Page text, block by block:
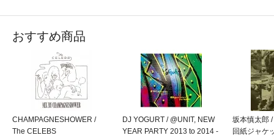
おすすめ商品
CHAMPAGNESHOWER /
The CELEBS
DJ YOGURT / @UNIT, NEW
YEAR PARTY 2013 to 2014 -
坂本慎太郎
回紙ジャケ